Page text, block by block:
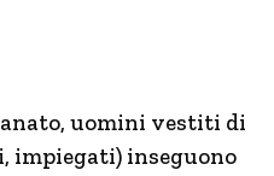
uomini vestiti di
impiegati) inseguono